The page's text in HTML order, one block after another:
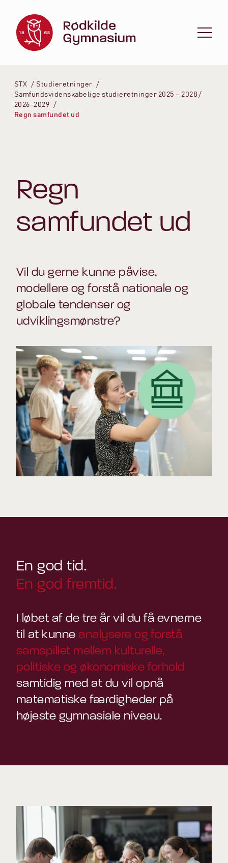
STX
Studieretninger
Samfundsvidenskabelige studieretninger 2025 – 2028 /
2026-2029
Regn samfundet ud
Regn
samfundet ud
Vil du gerne kunne påvise,
modellere og forstå nationale og
globale tendenser og
udviklingsmønstre?
En god tid.
En god fremtid.
I løbet af de tre år vil du få evnerne
til at kunne analysere og forstå
samspillet mellem kulturelle,
politiske og økonomiske forhold
samtidig med at du vil opnå
matematiske færdigheder på
højeste gymnasiale niveau.